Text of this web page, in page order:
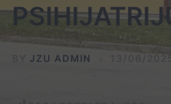
JZU ADMIN